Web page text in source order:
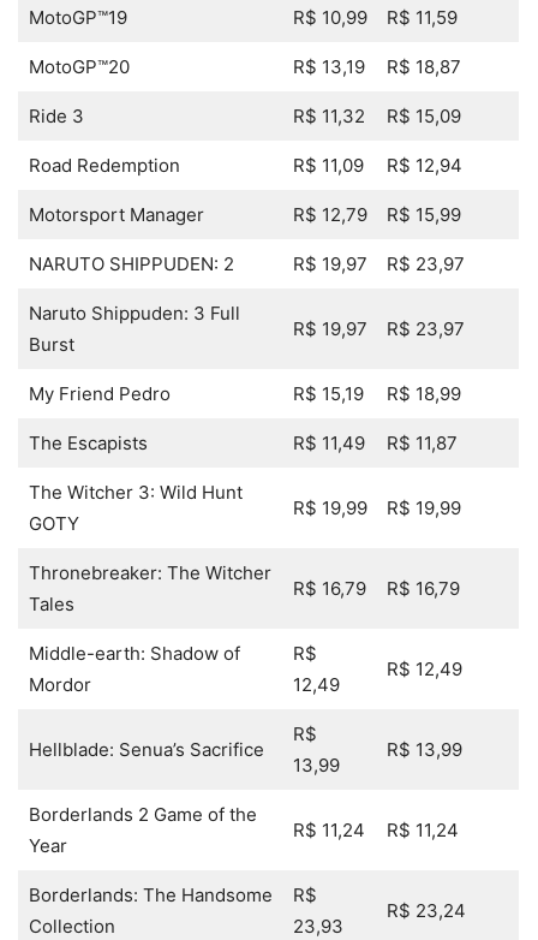
MotoGP™19 R$ 10,99 R$ 11,59
MotoGP™20 R$ 13,19 R$ 18,87
Ride 3 R$ 11,32 R$ 15,09
Road Redemption R$ 11,09 R$ 12,94
Motorsport Manager R$ 12,79 R$ 15,99
NARUTO SHIPPUDEN: 2 R$ 19,97 R$ 23,97
Naruto Shippuden: 3 Full
Burst
R$ 19,97 R$ 23,97
My Friend Pedro R$ 15,19 R$ 18,99
The Escapists R$ 11,49 R$ 11,87
The Witcher 3: Wild Hunt
GOTY
R$ 19,99 R$ 19,99
Thronebreaker: The Witcher
Tales
R$ 16,79 R$ 16,79
Middle-earth: Shadow of
Mordor
R$
12,49
R$ 12,49
Hellblade: Senua’s Sacrifice
R$
13,99
R$ 13,99
Borderlands 2 Game of the
Year
R$ 11,24 R$ 11,24
Borderlands: The Handsome
Collection
R$
23,93
R$ 23,24